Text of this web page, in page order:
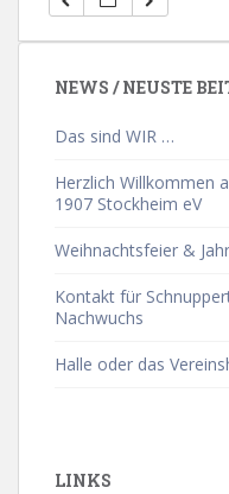
NEWS / NEUSTE
Das sind WIR …
Herzlich Willkommen
1907 Stockheim eV
Weihnachtsfeier &
Kontakt für
Nachwuchs
Halle oder das
LINKS